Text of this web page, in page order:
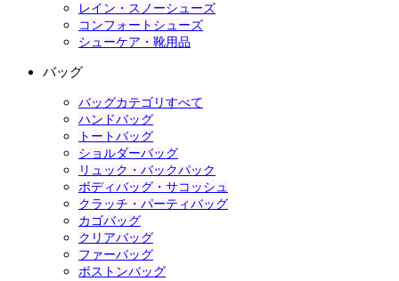
レイン・スノーシューズ
コンフォートシューズ
シューケア・靴用品
バッグ
バッグカテゴリすべて
ハンドバッグ
トートバッグ
ショルダーバッグ
リュック・バックパック
ボディバッグ・サコッシュ
クラッチ・パーティバッグ
カゴバッグ
クリアバッグ
ファーバッグ
ボストンバッグ